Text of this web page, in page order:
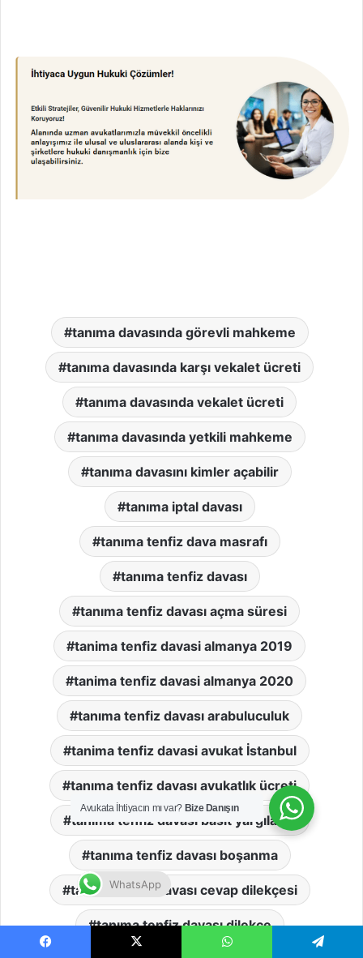
tanıma davasında görevli mahkeme
tanıma davasında karşı vekalet ücreti
tanıma davasında vekalet ücreti
tanıma davasında yetkili mahkeme
tanıma davasını kimler açabilir
tanıma iptal davası
tanıma tenfiz dava masrafı
tanıma tenfiz davası
tanıma tenfiz davası açma süresi
tanima tenfiz davasi almanya 2019
tanima tenfiz davasi almanya 2020
tanıma tenfiz davası arabuluculuk
tanima tenfiz davasi avukat İstanbul
tanıma tenfiz davası avukatlık ücreti
tanıma tenfiz davası basit yargılama
tanıma tenfiz davası boşanma
tanıma tenfiz davası cevap dilekçesi
tanıma tenfiz davası dilekçe
Avukata İhtiyacın mı var? Bize Danışın
WhatsApp